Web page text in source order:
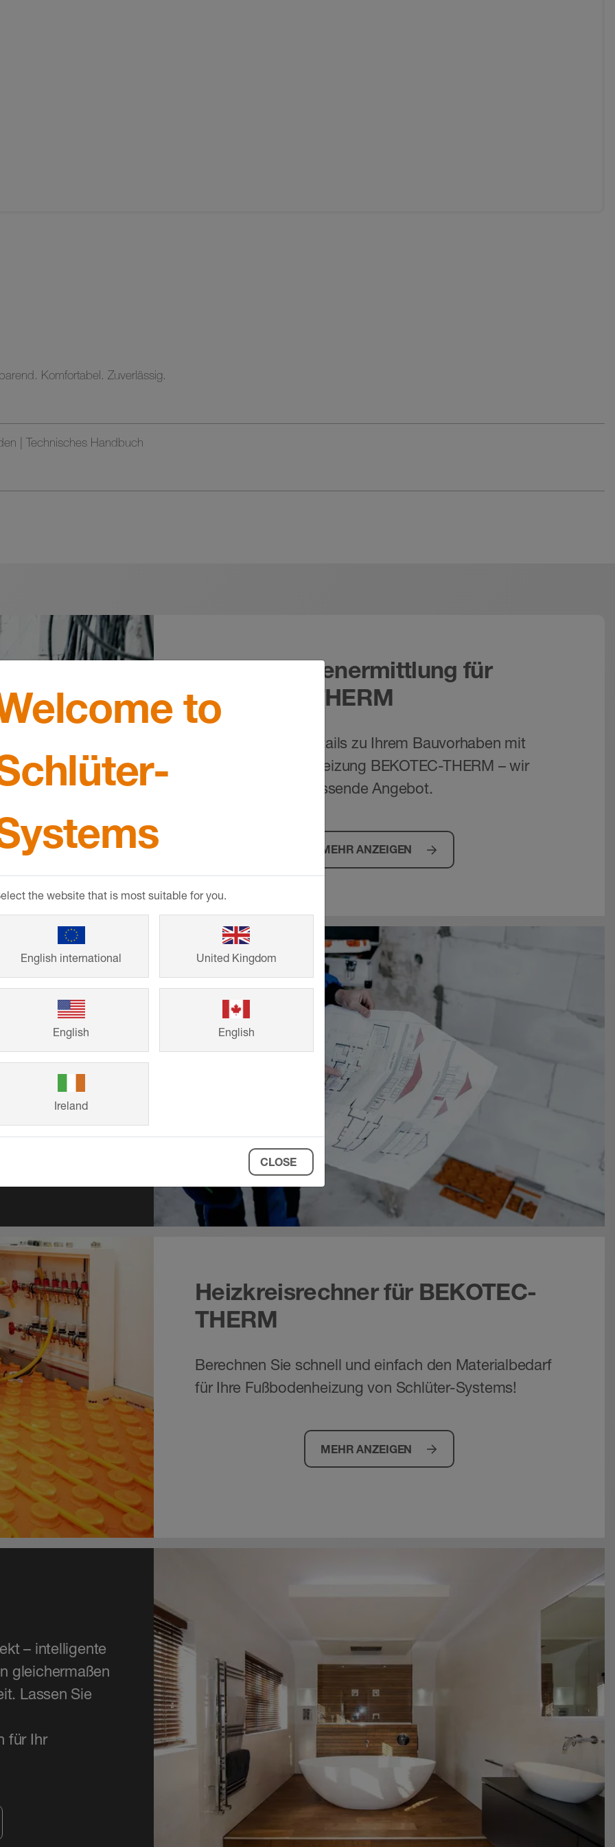
Komfortabel. Zuverlässig.
| Technisches Handbuch
Komponentenermittlung für
BEKOTEC-THERM
Nennen Sie uns Details zu Ihrem Bauvorhaben mit
unserer Fußbodenheizung BEKOTEC-THERM – wir
liefern dazu das passende Angebot.
MEHR ANZEIGEN
Sie einfach
für Ihre
Heizkreisrechner für BEKOTEC-
THERM
Berechnen Sie schnell und einfach den Materialbedarf
für Ihre Fußbodenheizung von Schlüter-Systems!
MEHR ANZEIGEN
– intelligente
gleichermaßen
Lassen Sie
für Ihr
to
the website that is most suitable for you.
English international United Kingdom
English English
Ireland
CLOSE